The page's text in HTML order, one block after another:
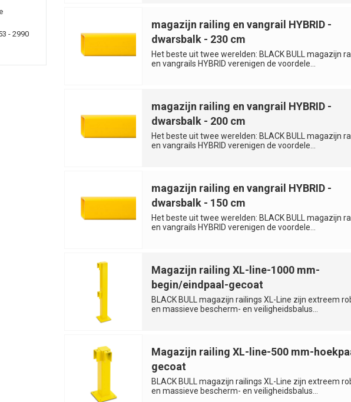
- 2990
magazijn railing en vangrail HYBRID -
dwarsbalk - 230 cm
Het beste uit twee werelden: BLACK BULL magazijn
en vangrails HYBRID verenigen de voordele...
magazijn railing en vangrail HYBRID -
dwarsbalk - 200 cm
Het beste uit twee werelden: BLACK BULL magazijn
en vangrails HYBRID verenigen de voordele...
magazijn railing en vangrail HYBRID -
dwarsbalk - 150 cm
Het beste uit twee werelden: BLACK BULL magazijn
en vangrails HYBRID verenigen de voordele...
Magazijn railing XL-line-1000 mm-
begin/eindpaal-gecoat
BLACK BULL magazijn railings XL-Line zijn extreem
en massieve bescherm- en veiligheidsbalus...
Magazijn railing XL-line-500 mm-
gecoat
BLACK BULL magazijn railings XL-Line zijn extreem
en massieve bescherm- en veiligheidsbalus...